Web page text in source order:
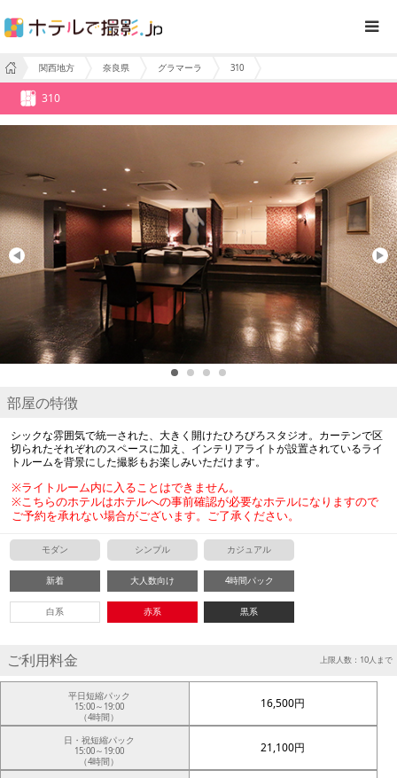
関西地方 奈良県 グラマーラ 310
310
部屋の特徴
シックな雰囲気で統一された、大きく開けたひろびろスタジオ。カーテンで区
切られたそれぞれのスペースに加え、インテリアライトが設置されているライ
トルームを背景にした撮影もお楽しみいただけます。
※ライトルーム内に入ることはできません。
※こちらのホテルはホテルへの事前確認が必要なホテルになりますので
ご予約を承れない場合がございます。ご了承ください。
モダン シンプル カジュアル
新着 大人数向け 4時間パック
白系 赤系 黒系
ご利用料金 上限人数：10人まで
平日短縮パック
15:00～19:00
（4時間）
16,500円
日・祝短縮パック
15:00～19:00
（4時間）
21,100円